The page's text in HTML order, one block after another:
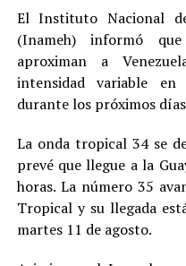
El Instituto Nacional
(Inameh) informó
aproximan a
intensidad variable
durante los próximos
La onda tropical 34 se
prevé que llegue a la
horas. La número 35
Tropical y su llegada
martes 11 de agosto.